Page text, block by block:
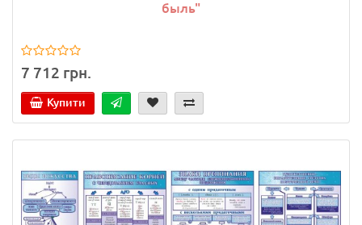
быль"
7 712 грн.
Купити